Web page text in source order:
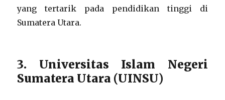
yang tertarik pada pendidikan tinggi di
Sumatera Utara.
3. Universitas Islam Negeri
Sumatera Utara (UINSU)